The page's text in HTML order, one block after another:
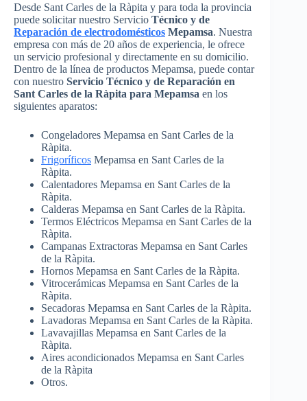
Desde Sant Carles de la Ràpita y para toda la provincia
puede solicitar nuestro Servicio Técnico y de
Reparación de electrodomésticos Mepamsa. Nuestra
empresa con más de 20 años de experiencia, le ofrece
un servicio profesional y directamente en su domicilio.
Dentro de la línea de productos Mepamsa, puede contar
con nuestro Servicio Técnico y de Reparación en
Sant Carles de la Ràpita para Mepamsa en los
siguientes aparatos:
Congeladores Mepamsa en Sant Carles de la
Ràpita.
Frigoríficos Mepamsa en Sant Carles de la
Ràpita.
Calentadores Mepamsa en Sant Carles de la
Ràpita.
Calderas Mepamsa en Sant Carles de la Ràpita.
Termos Eléctricos Mepamsa en Sant Carles de la
Ràpita.
Campanas Extractoras Mepamsa en Sant Carles
de la Ràpita.
Hornos Mepamsa en Sant Carles de la Ràpita.
Vitrocerámicas Mepamsa en Sant Carles de la
Ràpita.
Secadoras Mepamsa en Sant Carles de la Ràpita.
Lavadoras Mepamsa en Sant Carles de la Ràpita.
Lavavajillas Mepamsa en Sant Carles de la
Ràpita.
Aires acondicionados Mepamsa en Sant Carles
de la Ràpita
Otros.